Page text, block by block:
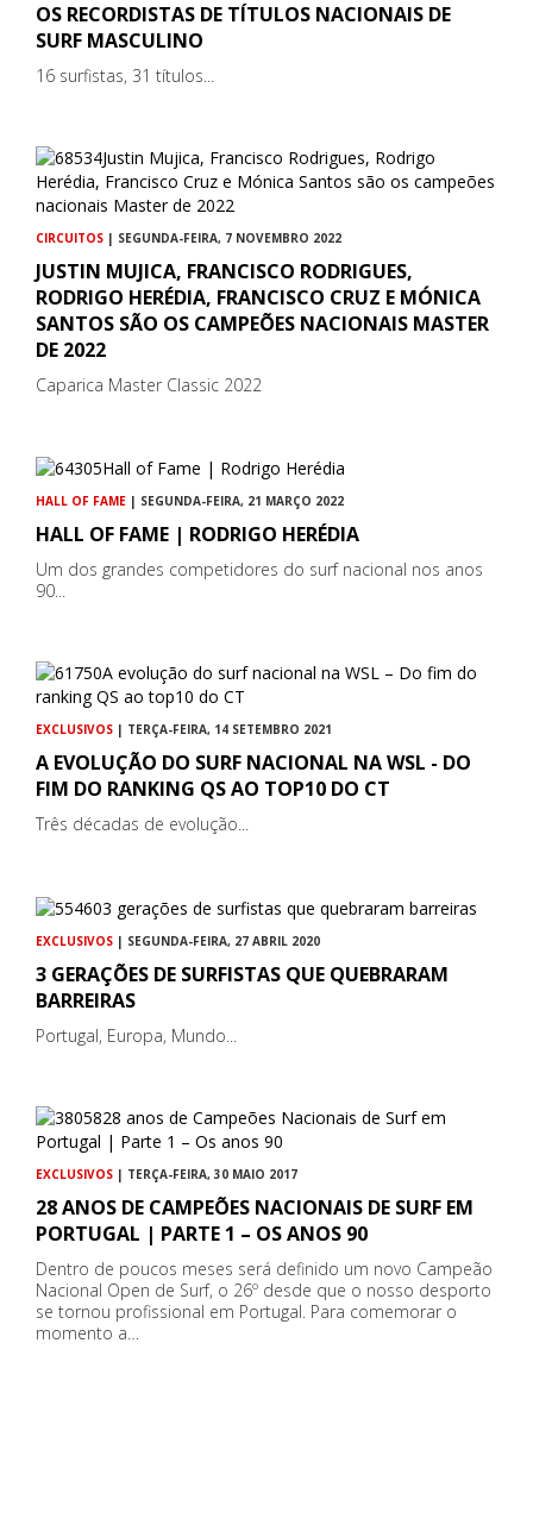
OS RECORDISTAS DE TÍTULOS NACIONAIS DE
SURF MASCULINO
16 surfistas, 31 títulos...
CIRCUITOS | SEGUNDA-FEIRA, 7 NOVEMBRO 2022
JUSTIN MUJICA, FRANCISCO RODRIGUES,
RODRIGO HERÉDIA, FRANCISCO CRUZ E MÓNICA
SANTOS SÃO OS CAMPEÕES NACIONAIS MASTER
DE 2022
Caparica Master Classic 2022
HALL OF FAME | SEGUNDA-FEIRA, 21 MARÇO 2022
HALL OF FAME | RODRIGO HERÉDIA
Um dos grandes competidores do surf nacional nos anos
90...
EXCLUSIVOS | TERÇA-FEIRA, 14 SETEMBRO 2021
A EVOLUÇÃO DO SURF NACIONAL NA WSL - DO
FIM DO RANKING QS AO TOP10 DO CT
Três décadas de evolução...
EXCLUSIVOS | SEGUNDA-FEIRA, 27 ABRIL 2020
3 GERAÇÕES DE SURFISTAS QUE QUEBRARAM
BARREIRAS
Portugal, Europa, Mundo...
EXCLUSIVOS | TERÇA-FEIRA, 30 MAIO 2017
28 ANOS DE CAMPEÕES NACIONAIS DE SURF EM
PORTUGAL | PARTE 1 – OS ANOS 90
Dentro de poucos meses será definido um novo Campeão
Nacional Open de Surf, o 26º desde que o nosso desporto
se tornou profissional em Portugal. Para comemorar o
momento a…